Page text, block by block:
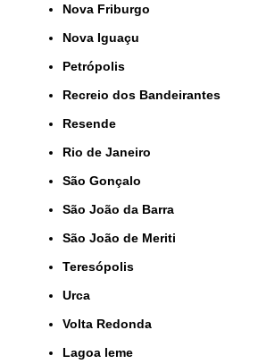
Nova Friburgo
Nova Iguaçu
Petrópolis
Recreio dos Bandeirantes
Resende
Rio de Janeiro
São Gonçalo
São João da Barra
São João de Meriti
Teresópolis
Urca
Volta Redonda
lagoa leme